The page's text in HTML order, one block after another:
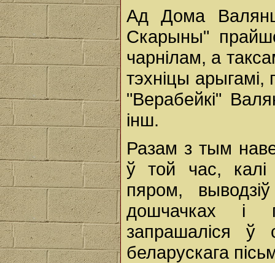
Ад Дома
Скарыны"
чарнілам, а
тэхніцы
"Верабейкі"
інш.
Разам з тым
ў той час, калі
пяром,
дошчачках і
запрашаліся ў
беларускага